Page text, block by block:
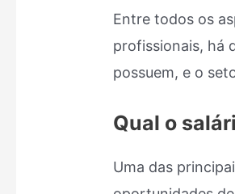
Entre todos os
profissionais, há
possuem, e o
Qual o
Uma das